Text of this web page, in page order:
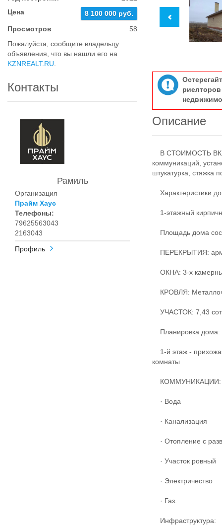
Цена
8 100 000 руб.
Просмотров
58
Пожалуйста, сообщите владельцу
объявления, что вы нашли его на
KZNREALT.RU
Контакты
Рамиль
Организация
Прайм Хаус
Телефоны:
79625563043
2163043
Профиль
Описание
В СТОИМОСТЬ
коммуникаций,
штукатурка, стяжка
Характеристики
1-этажный
Площадь дома
ПЕРЕКРЫТИЯ:
ОКНА: 3-х
КРОВЛЯ:
УЧАСТОК: 7,43
Планировка дома:
1-й этаж -
комнаты
КОММУНИКАЦИИ:
· Вода
· Канализация
· Отопление с
· Участок ровный
· Электричество
· Газ.
Инфраструктура: